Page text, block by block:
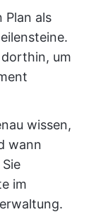
Plan als
dorthin, um
wissen,
wann
im